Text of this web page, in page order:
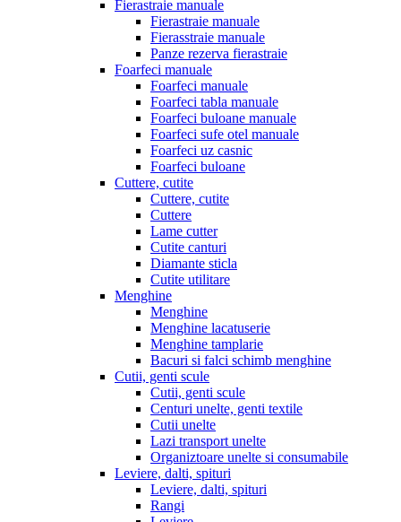
Fierastraie manuale
Fierastraie manuale
Fierasstraie manuale
Panze rezerva fierastraie
Foarfeci manuale
Foarfeci manuale
Foarfeci tabla manuale
Foarfeci buloane manuale
Foarfeci sufe otel manuale
Foarfeci uz casnic
Foarfeci buloane
Cuttere, cutite
Cuttere, cutite
Cuttere
Lame cutter
Cutite canturi
Diamante sticla
Cutite utilitare
Menghine
Menghine
Menghine lacatuserie
Menghine tamplarie
Bacuri si falci schimb menghine
Cutii, genti scule
Cutii, genti scule
Centuri unelte, genti textile
Cutii unelte
Lazi transport unelte
Organiztoare unelte si consumabile
Leviere, dalti, spituri
Leviere, dalti, spituri
Rangi